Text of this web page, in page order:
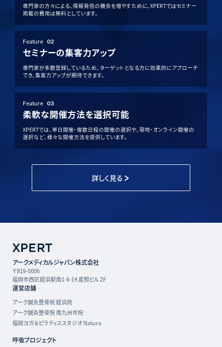
専門家の方々による、情報発信の機会を増やすために、XPERTではセミナー
掲載の費用は無料としています。
Feature 02
セミナーの集客力アップ
専門家が多数登録しているため、ターゲットとなる方に効果的にアプローチ
でき、集客力アップが期待できます。
Feature 03
柔軟な開催方法を選択可能
XPERTでは、単日開催・複数日程の開催の選択や、現地・オンライン開催の
選択など、様々な開催方法を提供しています。
詳しく見る
アークメディカルジャパン株式会社
〒819-0006
福岡市西区姪浜駅南1-6-14 産照ビル２F
運営店舗
アーク鍼灸整骨院 姪浜院
アーク鍼灸整骨院 南九州市院
福岡ヨガ＆ピラティススタジオ Natura
呼吸プロジェクト